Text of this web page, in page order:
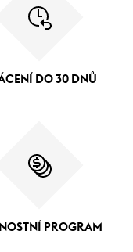
DO 30 DNŮ
PROGRAM